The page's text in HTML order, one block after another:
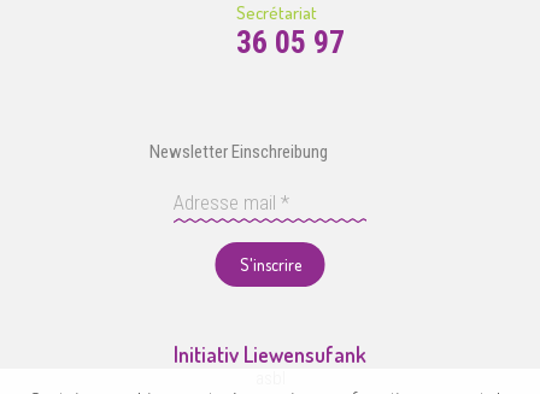
Secrétariat
36 05 97
Newsletter Einschreibung
S'inscrire
Initiativ Liewensufank